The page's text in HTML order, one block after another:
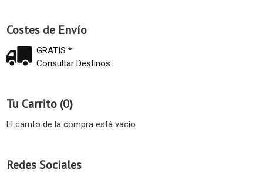
Costes de Envío
GRATIS *
Consultar Destinos
Tu Carrito (0)
El carrito de la compra está vacío
Redes Sociales